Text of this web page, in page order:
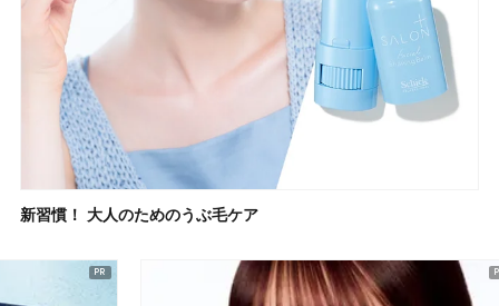
新習慣！ 大人のためのうぶ毛ケア